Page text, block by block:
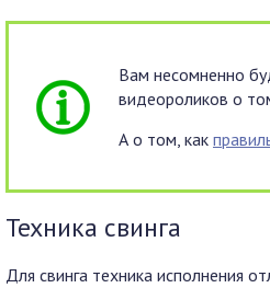
Вам несомненно
видеороликов о
А о том, как
Техника свинга
Для свинга техника исполнения